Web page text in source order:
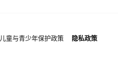
儿童与青少年保护政策
隐私政策